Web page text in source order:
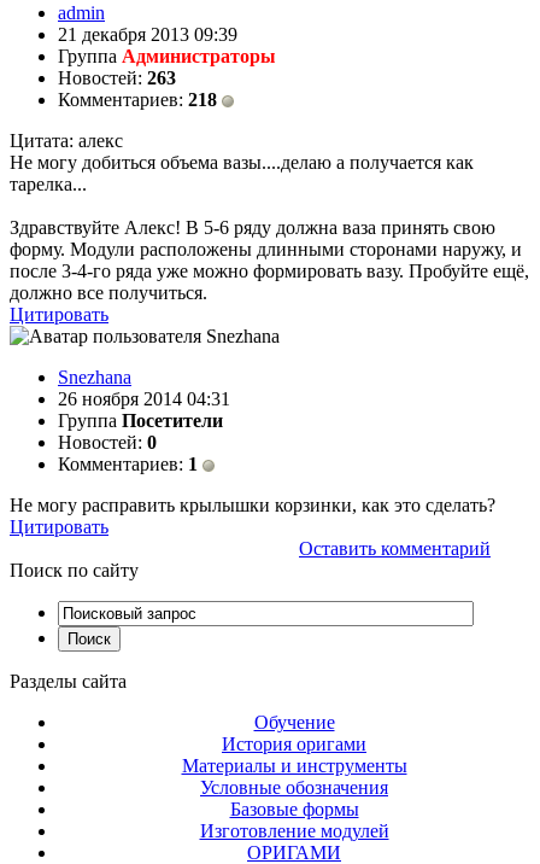
admin
21 декабря 2013 09:39
Группа Администраторы
Новостей: 263
Комментариев: 218
Цитата: алекс
Не могу добиться объема вазы....делаю а получается как
тарелка...
Здравствуйте Алекс! В 5-6 ряду должна ваза принять свою
форму. Модули расположены длинными сторонами наружу, и
после 3-4-го ряда уже можно формировать вазу. Пробуйте ещё,
должно все получиться.
Цитировать
Snezhana
26 ноября 2014 04:31
Группа Посетители
Новостей: 0
Комментариев: 1
Не могу расправить крылышки корзинки, как это сделать?
Цитировать
Оставить комментарий
Поиск по сайту
Разделы сайта
Обучение
История оригами
Материалы и инструменты
Условные обозначения
Базовые формы
Изготовление модулей
ОРИГАМИ